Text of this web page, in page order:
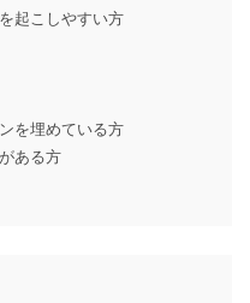
起こしやすい方
を埋めている方
ある方